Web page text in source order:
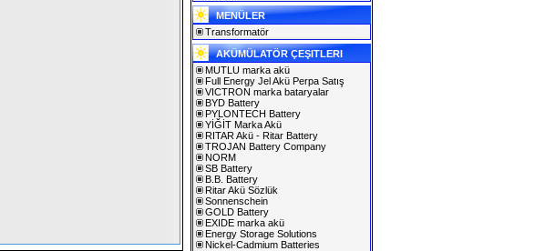
MENÜLER
Transformatör
AKÜMÜLATÖR ÇEŞITLERI
MUTLU marka akü
Full Energy Jel Akü Perpa Satış
VICTRON marka bataryalar
BYD Battery
PYLONTECH Battery
YİĞİT Marka Akü
RITAR Akü - Ritar Battery
TROJAN Battery Company
NORM
SB Battery
B.B. Battery
Ritar Akü Sözlük
Sonnenschein
GOLD Battery
EXIDE marka akü
Energy Storage Solutions
Nickel-Cadmium Batteries